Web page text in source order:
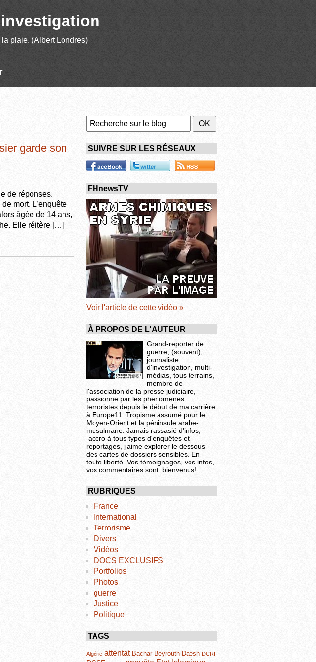
la plaie. (Albert Londres)
garde son
de réponses.
mort. L’enquête
âgée de 14 ans,
Elle réitère […]
SUIVRE SUR LES RÉSEAUX
FHnewsTV
Voir l'article de cette vidéo »
À PROPOS DE L'AUTEUR
Grand-reporter de
guerre, (souvent),
journaliste
d'investigation, multi-
médias, tous terrains,
membre de
l'association de la presse judiciaire,
passionné par les phénomènes
terroristes depuis le début de ma carrière
à Europe11. Tropisme assumé pour le
Moyen-Orient et la péninsule arabe-
musulmane. Jamais rassasié d'infos,
accro à tous types d'enquêtes et
reportages, j'aime explorer le dessous
des cartes de dossiers sensibles. En
toute liberté. Vos témoignages, vos infos,
vos commentaires sont bienvenus!
RUBRIQUES
France
International
Terrorisme
Divers
Vidéos
DOCS EXCLUSIFS
Portfolios
Photos
guerre
Justice
Politique
TAGS
Algérie attentat Bachar Beyrouth Daesh DCRI